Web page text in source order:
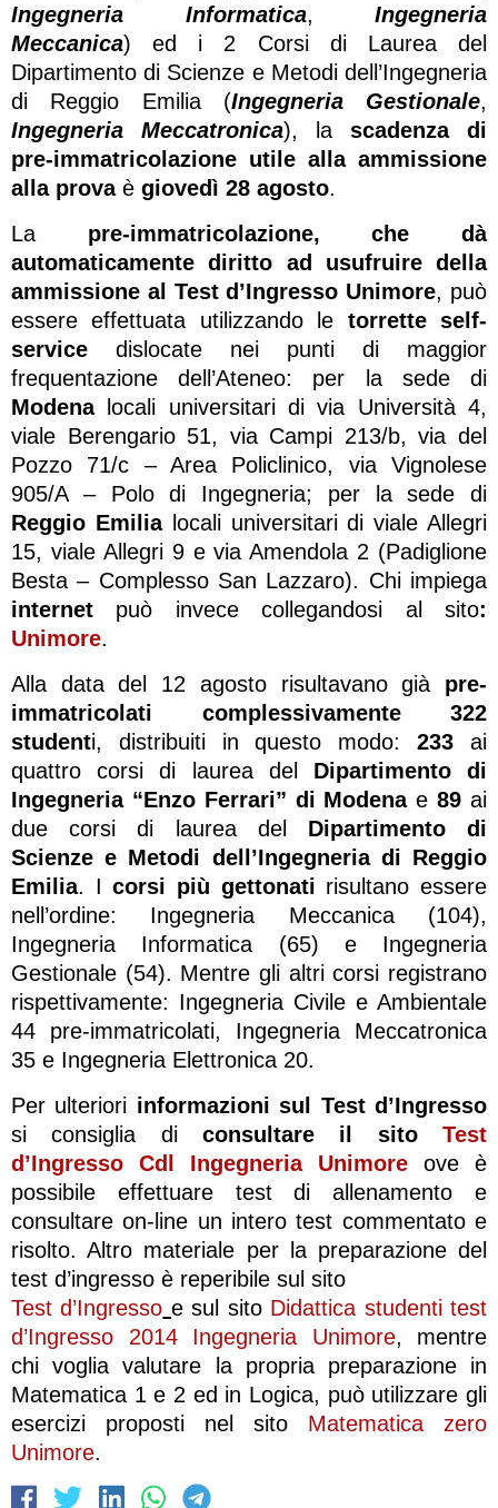
Ingegneria Informatica, Ingegneria
Meccanica) ed i 2 Corsi di Laurea del
Dipartimento di Scienze e Metodi dell’Ingegneria
di Reggio Emilia (Ingegneria Gestionale,
Ingegneria Meccatronica), la scadenza di
pre-immatricolazione utile alla ammissione
alla prova è giovedì 28 agosto.
La pre-immatricolazione, che dà
automaticamente diritto ad usufruire della
ammissione al Test d’Ingresso Unimore, può
essere effettuata utilizzando le torrette self-
service dislocate nei punti di maggior
frequentazione dell’Ateneo: per la sede di
Modenalocali universitari di via Università 4,
viale Berengario 51, via Campi 213/b, via del
Pozzo 71/c – Area Policlinico, via Vignolese
905/A – Polo di Ingegneria; per la sede di
Reggio Emilialocali universitari di viale Allegri
15, viale Allegri 9 e via Amendola 2 (Padiglione
Besta – Complesso San Lazzaro). Chi impiega
internet può invece collegandosi al sito:
Unimore.
Alla data del 12 agosto risultavano già pre-
immatricolati complessivamente 322
studenti, distribuiti in questo modo:233ai
quattro corsi di laurea del Dipartimento di
Ingegneria “Enzo Ferrari” di Modenae89 ai
due corsi di laurea del Dipartimento di
Scienze e Metodi dell’Ingegneria di Reggio
Emilia. Icorsi più gettonati risultano essere
nell’ordine: Ingegneria Meccanica (104),
Ingegneria Informatica (65) e Ingegneria
Gestionale (54). Mentre gli altri corsi registrano
rispettivamente: Ingegneria Civile e Ambientale
44 pre-immatricolati, Ingegneria Meccatronica
35 e Ingegneria Elettronica 20.
Per ulteriori informazioni sul Test d’Ingresso
si consiglia di consultare il sito Test
d’Ingresso Cdl Ingegneria Unimore
ove è
possibile effettuare test di allenamento e
consultare on-line un intero test commentato e
risolto. Altro materiale per la preparazione del
test d’ingresso è reperibile sul sito
Test d’Ingresso e sul sito Didattica studenti test
d’Ingresso 2014 Ingegneria Unimore, mentre
chi voglia valutare la propria preparazione in
Matematica 1 e 2 ed in Logica, può utilizzare gli
esercizi proposti nel sito Matematica zero
Unimore.